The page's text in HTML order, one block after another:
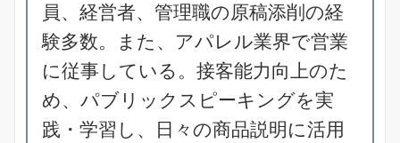
員、経営者、管理職の原稿添削の経
験多数。また、アパレル業界で営業
に従事している。接客能力向上のた
め、パブリックスピーキングを実
践・学習し、日々の商品説明に活用